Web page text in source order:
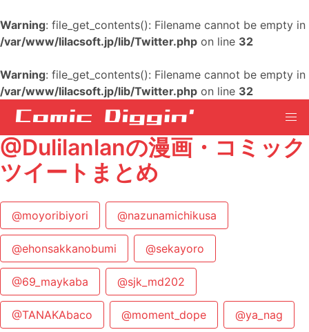
Warning: file_get_contents(): Filename cannot be empty in
/var/www/lilacsoft.jp/lib/Twitter.php on line 32
Warning: file_get_contents(): Filename cannot be empty in
/var/www/lilacsoft.jp/lib/Twitter.php on line 32
@Dulilanlanの漫画・コミック
ツイートまとめ
@moyoribiyori @nazunamichikusa
@ehonsakkanobumi @sekayoro
@69_maykaba @sjk_md202
@TANAKAbaco @moment_dope @ya_nag